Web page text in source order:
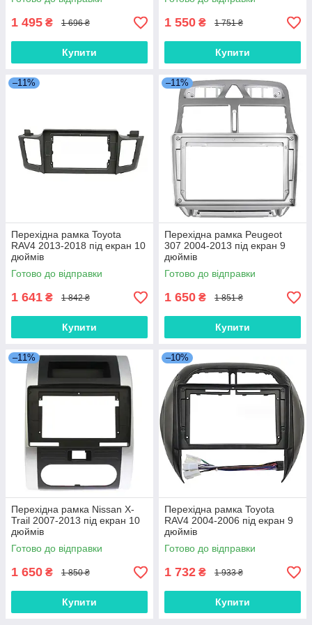
1 495 ₴ 1 696 ₴
Купити
1 550 ₴ 1 751 ₴
Купити
–11%
Перехідна рамка Toyota
RAV4 2013-2018 під екран 10
дюймів
Готово до відправки
1 641 ₴ 1 842 ₴
Купити
–11%
Перехідна рамка Peugeot
307 2004-2013 під екран 9
дюймів
Готово до відправки
1 650 ₴ 1 851 ₴
Купити
–11%
Перехідна рамка Nissan X-
Trail 2007-2013 під екран 10
дюймів
Готово до відправки
1 650 ₴ 1 850 ₴
Купити
–10%
Перехідна рамка Toyota
RAV4 2004-2006 під екран 9
дюймів
Готово до відправки
1 732 ₴ 1 933 ₴
Купити